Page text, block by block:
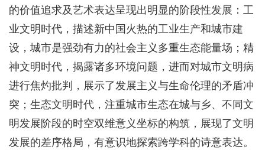
的价值追求及艺术表达呈现出明显的阶段性发展：工
业文明时代，描述新中国火热的工业生产和城市建
设，城市是强劲有力的社会主义多重生态能量场；精
神文明时代，揭露诸多环境问题，进而对城市文明病
进行焦灼批判，展示了发展主义与生命伦理的矛盾冲
突；生态文明时代，注重城市生态在城与乡、不同文
明发展阶段的时空双维意义坐标的构筑，展现了文明
发展的差序格局，有意识地探索跨学科的诗意表达。